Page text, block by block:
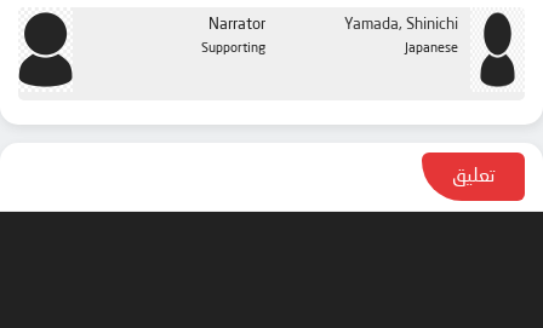
Narrator
Supporting
Yamada, Shinichi
Japanese
تعليق